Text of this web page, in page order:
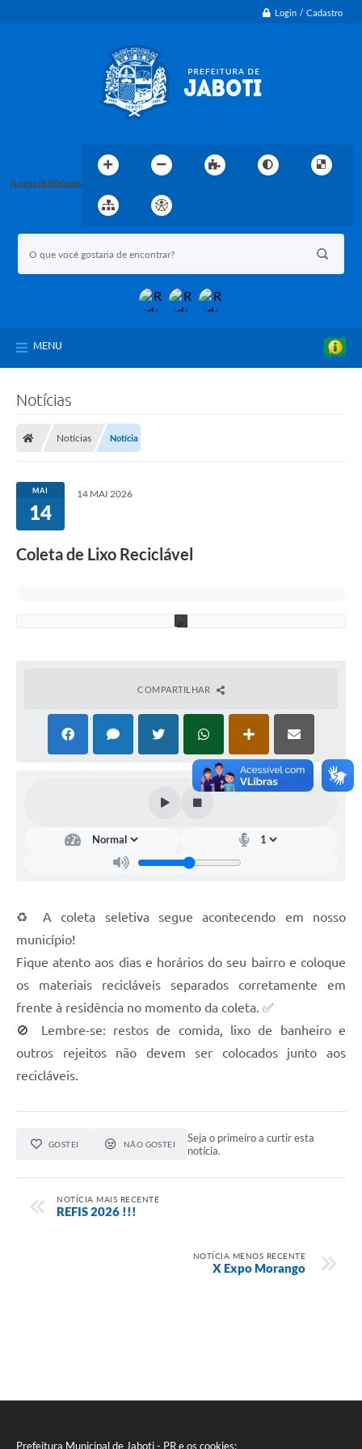
Prefeitura Municipal de Jaboti - PR e os cookies:
Login / Cadastro
Acessibilidade
MENU
Notícias
Notícias Notícia
MAI
14
14 MAI 2026
Coleta de Lixo Reciclável
COMPARTILHAR
♻️ A coleta seletiva segue acontecendo em nosso
município!
Fique atento aos dias e horários do seu bairro e coloque
os materiais recicláveis separados corretamente em
frente à residência no momento da coleta. ✅
🚫 Lembre-se: restos de comida, lixo de banheiro e
outros rejeitos não devem ser colocados junto aos
recicláveis.
GOSTEI NÃO GOSTEI
Seja o primeiro a curtir esta
notícia.
NOTÍCIA MAIS RECENTE
REFIS 2026 !!!
NOTÍCIA MENOS RECENTE
X Expo Morango